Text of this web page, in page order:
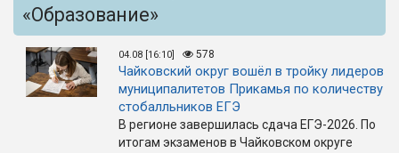
«Образование»
04.08 [16:10] 578
Чайковский округ вошёл в тройку лидеров
муниципалитетов Прикамья по количеству
стобалльников ЕГЭ
В регионе завершилась сдача ЕГЭ-2026. По
итогам экзаменов в Чайковском округе